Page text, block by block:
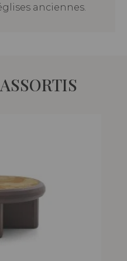
anciennes.